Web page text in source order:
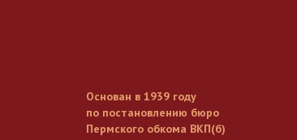
Основан в 1939 году
по постановлению бюро
Пермского обкома ВКП(б)